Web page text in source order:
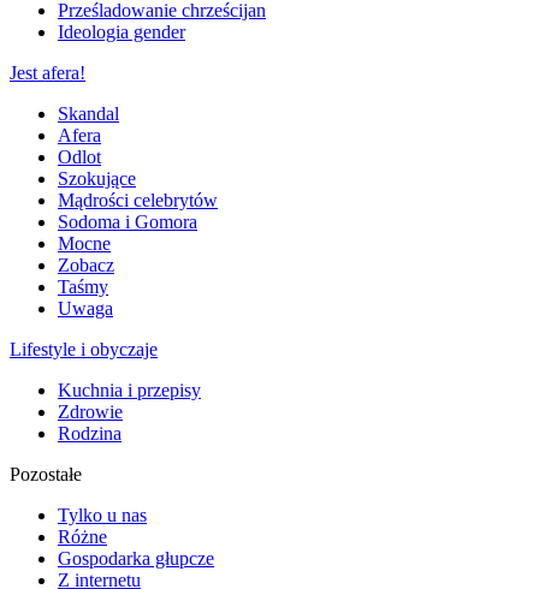
Prześladowanie chrześcijan
Ideologia gender
Jest afera!
Skandal
Afera
Odlot
Szokujące
Mądrości celebrytów
Sodoma i Gomora
Mocne
Zobacz
Taśmy
Uwaga
Lifestyle i obyczaje
Kuchnia i przepisy
Zdrowie
Rodzina
Pozostałe
Tylko u nas
Różne
Gospodarka głupcze
Z internetu